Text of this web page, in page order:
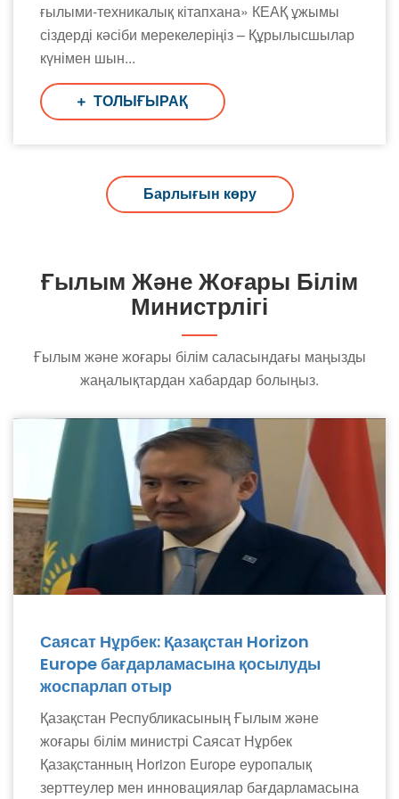
ғылыми-техникалық кітапхана» КЕАҚ ұжымы
сіздерді кәсіби мерекелеріңіз – Құрылысшылар
күнімен шын...
ТОЛЫҒЫРАҚ
Барлығын көру
Ғылым Және Жоғары Білім
Министрлігі
Ғылым және жоғары білім саласындағы маңызды
жаңалықтардан хабардар болыңыз.
Саясат Нұрбек: Қазақстан Horizon
Europe бағдарламасына қосылуды
жоспарлап отыр
Қазақстан Республикасының Ғылым және
жоғары білім министрі Саясат Нұрбек
Қазақстанның Horizon Europe еуропалық
зерттеулер мен инновациялар бағдарламасына